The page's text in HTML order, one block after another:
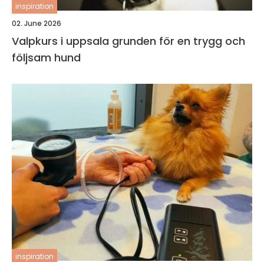
inspiration
02. June 2026
Valpkurs i uppsala grunden för en trygg och
följsam hund
inspiration